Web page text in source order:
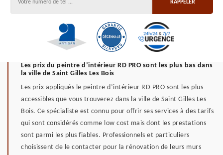
Les prix du peintre d’intérieur RD PRO sont les plus bas dans
la ville de Saint Gilles Les Bois
Les prix appliqués le peintre d’intérieur RD PRO sont les plus
accessibles que vous trouverez dans la ville de Saint Gilles Les
Bois. Ce spécialiste est connu pour offrir ses services à des tarifs
qui sont considérés comme low cost mais dont les prestations
sont parmi les plus fiables. Professionnels et particuliers
choisissent de le contacter pour la rénovation de leurs murs